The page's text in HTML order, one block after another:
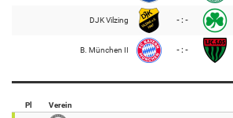
DJK Vilzing - : -
B. München II - : -
Pl Verein